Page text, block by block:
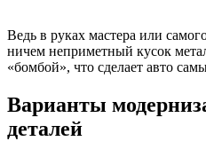
Ведь в руках мастера или
ничем неприметный кусок
«бомбой», что сделает авто
Варианты
деталей